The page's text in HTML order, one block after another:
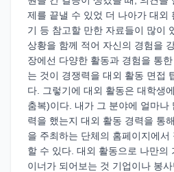
제를 끝낼 수 있었 더 나아가 대외
기 등 참고할 만한 자료들이 많이
상황을 함께 적어 자신의 경험을
장에선 다양한 활동과 경험을 통한
는 것이 경쟁력을 대외 활동 면접
다. 그렇기에 대외 활동은 대학생
춤복)이다. 내가 그 분야에 얼마나
력을 했는지 대외 활동 경력을 통
을 주최하는 단체의 홈페이지에서
할 수 있다. 대외 활동으로 나만의
이너가 되어보는 것 기업이나 봉